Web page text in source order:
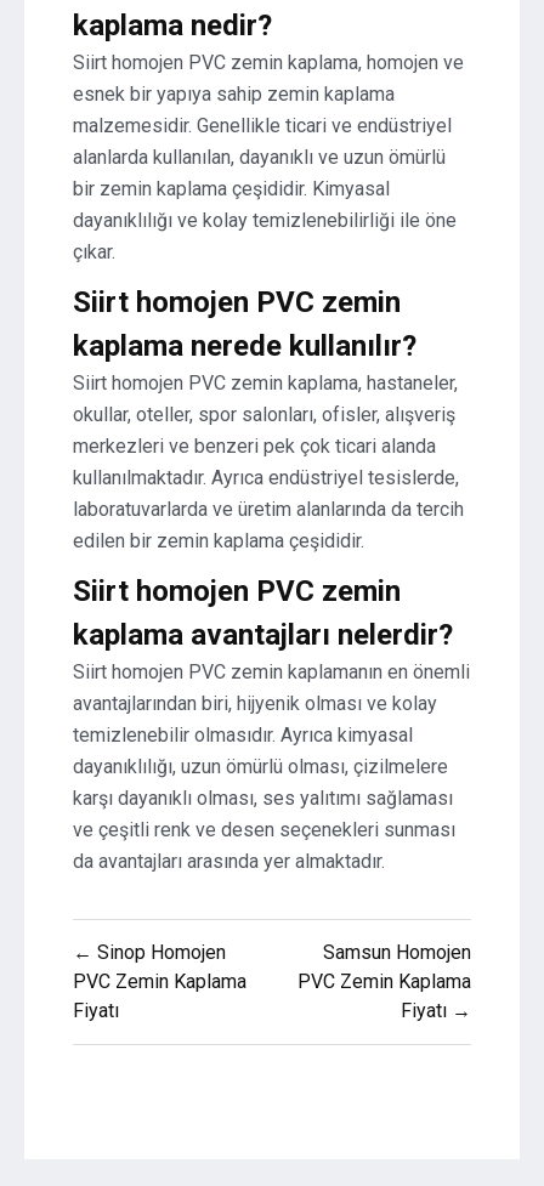
kaplama nedir?
Siirt homojen PVC zemin kaplama, homojen ve
esnek bir yapıya sahip zemin kaplama
malzemesidir. Genellikle ticari ve endüstriyel
alanlarda kullanılan, dayanıklı ve uzun ömürlü
bir zemin kaplama çeşididir. Kimyasal
dayanıklılığı ve kolay temizlenebilirliği ile öne
çıkar.
Siirt homojen PVC zemin
kaplama nerede kullanılır?
Siirt homojen PVC zemin kaplama, hastaneler,
okullar, oteller, spor salonları, ofisler, alışveriş
merkezleri ve benzeri pek çok ticari alanda
kullanılmaktadır. Ayrıca endüstriyel tesislerde,
laboratuvarlarda ve üretim alanlarında da tercih
edilen bir zemin kaplama çeşididir.
Siirt homojen PVC zemin
kaplama avantajları nelerdir?
Siirt homojen PVC zemin kaplamanın en önemli
avantajlarından biri, hijyenik olması ve kolay
temizlenebilir olmasıdır. Ayrıca kimyasal
dayanıklılığı, uzun ömürlü olması, çizilmelere
karşı dayanıklı olması, ses yalıtımı sağlaması
ve çeşitli renk ve desen seçenekleri sunması
da avantajları arasında yer almaktadır.
Yazı
gezinmesi
← Sinop Homojen
PVC Zemin Kaplama
Fiyatı
Samsun Homojen
PVC Zemin Kaplama
Fiyatı →